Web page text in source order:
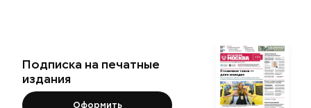
Подписка на печатные
издания
Оформить